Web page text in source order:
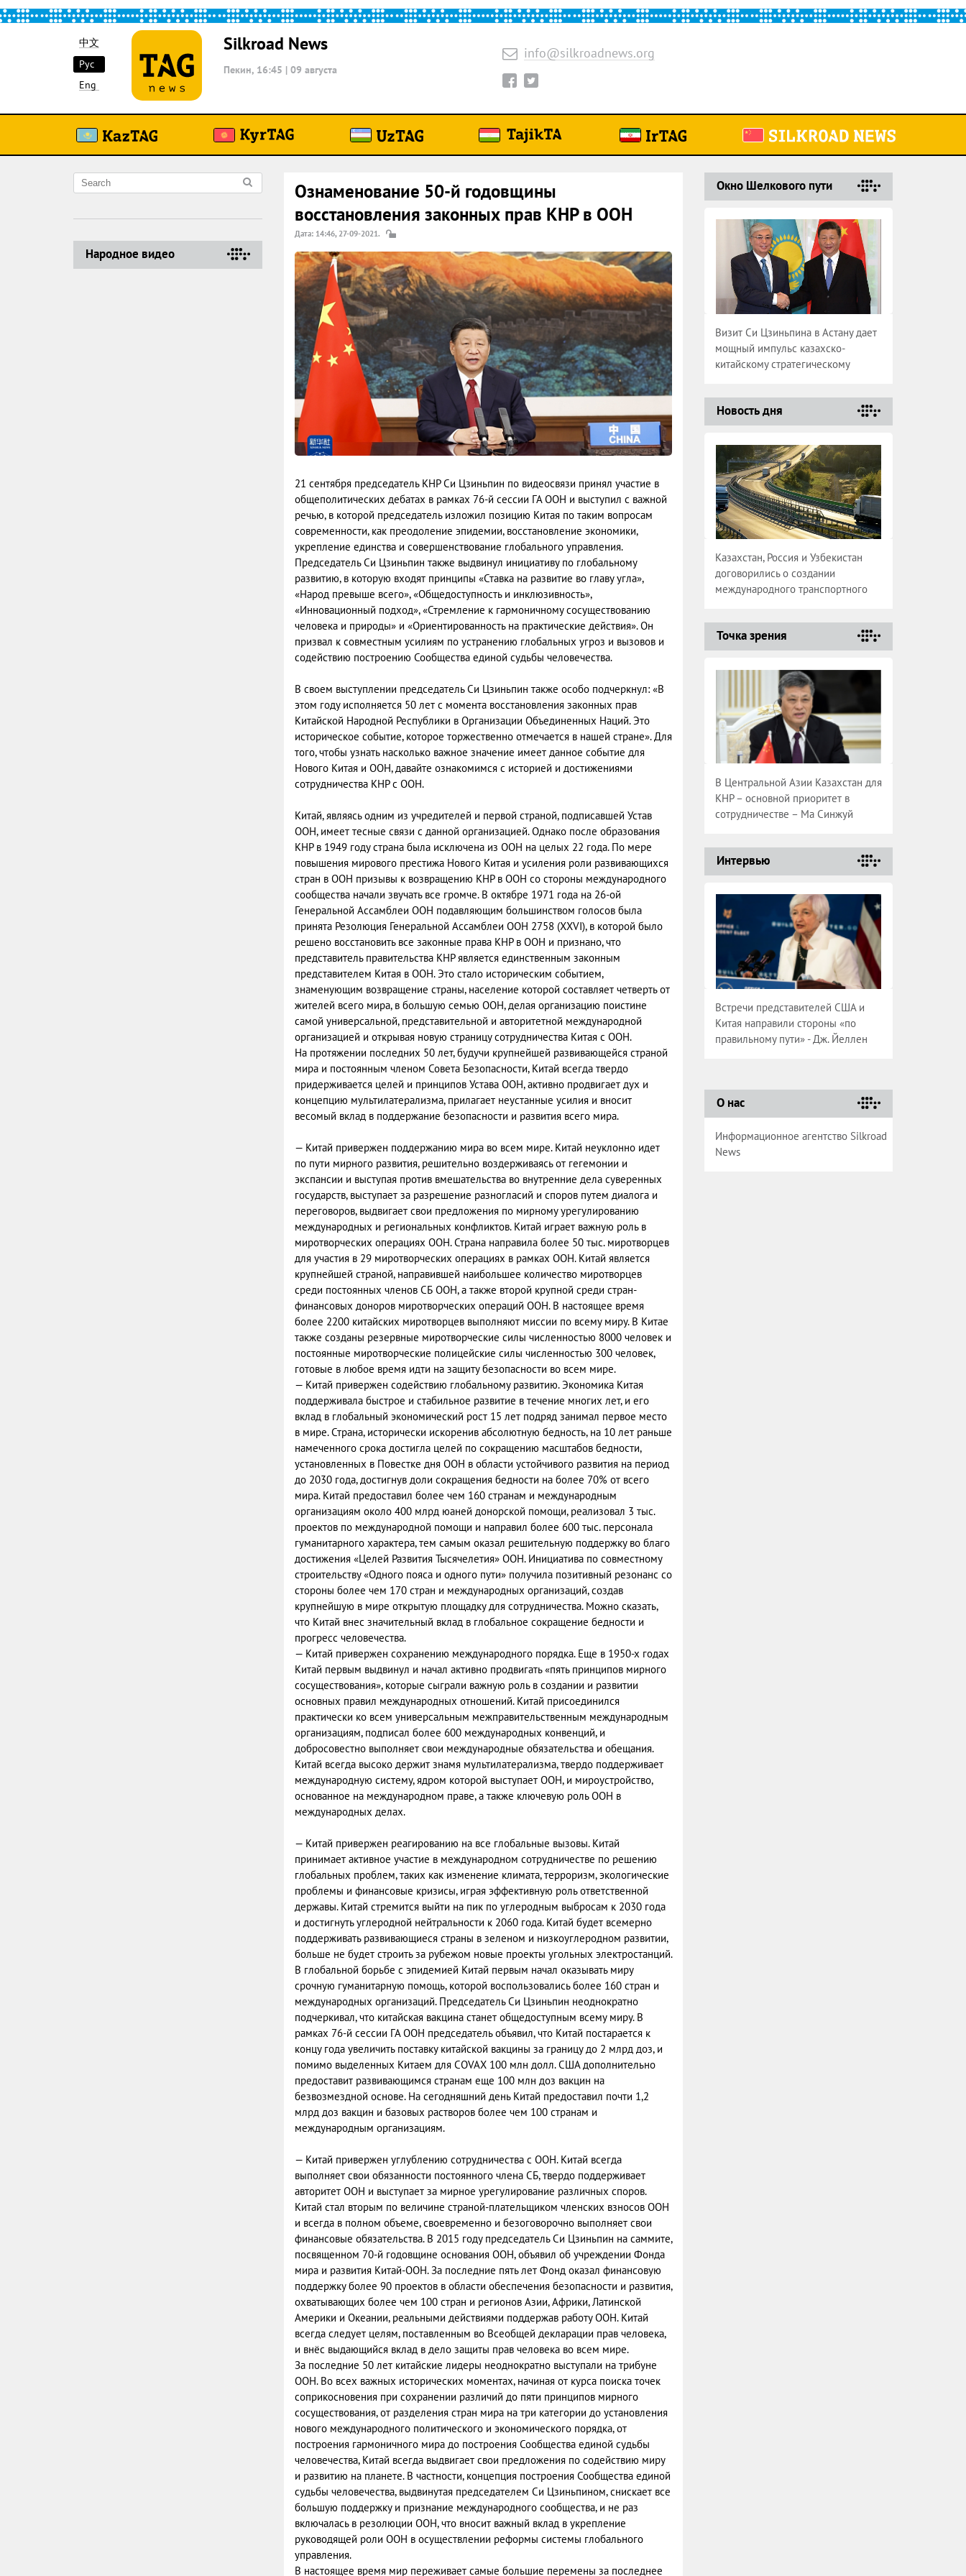
中文
Рус
Eng
Silkroad News
Пекин, 16:45 | 09 августа
info@silkroadnews.org
Народное видео
Ознаменование 50-й годовщины
восстановления законных прав КНР в ООН
Дата: 14:46, 27-09-2021.
21 сентября председатель КНР Си Цзиньпин по видеосвязи принял участие в
общеполитических дебатах в рамках 76-й сессии ГА ООН и выступил с важной
речью, в которой председатель изложил позицию Китая по таким вопросам
современности, как преодоление эпидемии, восстановление экономики,
укрепление единства и совершенствование глобального управления.
Председатель Си Цзиньпин также выдвинул инициативу по глобальному
развитию, в которую входят принципы «Ставка на развитие во главу угла»,
«Народ превыше всего», «Общедоступность и инклюзивность»,
«Инновационный подход», «Стремление к гармоничному сосуществованию
человека и природы» и «Ориентированность на практические действия». Он
призвал к совместным усилиям по устранению глобальных угроз и вызовов и
содействию построению Сообщества единой судьбы человечества.
В своем выступлении председатель Си Цзиньпин также особо подчеркнул: «В
этом году исполняется 50 лет с момента восстановления законных прав
Китайской Народной Республики в Организации Объединенных Наций. Это
историческое событие, которое торжественно отмечается в нашей стране». Для
того, чтобы узнать насколько важное значение имеет данное событие для
Нового Китая и ООН, давайте ознакомимся с историей и достижениями
сотрудничества КНР с ООН.
Китай, являясь одним из учредителей и первой страной, подписавшей Устав
ООН, имеет тесные связи с данной организацией. Однако после образования
КНР в 1949 году страна была исключена из ООН на целых 22 года. По мере
повышения мирового престижа Нового Китая и усиления роли развивающихся
стран в ООН призывы к возвращению КНР в ООН со стороны международного
сообщества начали звучать все громче. В октябре 1971 года на 26-ой
Генеральной Ассамблеи ООН подавляющим большинством голосов была
принята Резолюция Генеральной Ассамблеи ООН 2758 (XXVI), в которой было
решено восстановить все законные права КНР в ООН и признано, что
представитель правительства КНР является единственным законным
представителем Китая в ООН. Это стало историческим событием,
знаменующим возвращение страны, население которой составляет четверть от
жителей всего мира, в большую семью ООН, делая организацию поистине
самой универсальной, представительной и авторитетной международной
организацией и открывая новую страницу сотрудничества Китая с ООН.
На протяжении последних 50 лет, будучи крупнейшей развивающейся страной
мира и постоянным членом Совета Безопасности, Китай всегда твердо
придерживается целей и принципов Устава ООН, активно продвигает дух и
концепцию мультилатерализма, прилагает неустанные усилия и вносит
весомый вклад в поддержание безопасности и развития всего мира.
— Китай привержен поддержанию мира во всем мире. Китай неуклонно идет
по пути мирного развития, решительно воздерживаясь от гегемонии и
экспансии и выступая против вмешательства во внутренние дела суверенных
государств, выступает за разрешение разногласий и споров путем диалога и
переговоров, выдвигает свои предложения по мирному урегулированию
международных и региональных конфликтов. Китай играет важную роль в
миротворческих операциях ООН. Страна направила более 50 тыс. миротворцев
для участия в 29 миротворческих операциях в рамках ООН. Китай является
крупнейшей страной, направившей наибольшее количество миротворцев
среди постоянных членов СБ ООН, а также второй крупной среди стран-
финансовых доноров миротворческих операций ООН. В настоящее время
более 2200 китайских миротворцев выполняют миссии по всему миру. В Китае
также созданы резервные миротворческие силы численностью 8000 человек и
постоянные миротворческие полицейские силы численностью 300 человек,
готовые в любое время идти на защиту безопасности во всем мире.
— Китай привержен содействию глобальному развитию. Экономика Китая
поддерживала быстрое и стабильное развитие в течение многих лет, и его
вклад в глобальный экономический рост 15 лет подряд занимал первое место
в мире. Страна, исторически искоренив абсолютную бедность, на 10 лет раньше
намеченного срока достигла целей по сокращению масштабов бедности,
установленных в Повестке дня ООН в области устойчивого развития на период
до 2030 года, достигнув доли сокращения бедности на более 70% от всего
мира. Китай предоставил более чем 160 странам и международным
организациям около 400 млрд юаней донорской помощи, реализовал 3 тыс.
проектов по международной помощи и направил более 600 тыс. персонала
гуманитарного характера, тем самым оказал решительную поддержку во благо
достижения «Целей Развития Тысячелетия» ООН. Инициатива по совместному
строительству «Одного пояса и одного пути» получила позитивный резонанс со
стороны более чем 170 стран и международных организаций, создав
крупнейшую в мире открытую площадку для сотрудничества. Можно сказать,
что Китай внес значительный вклад в глобальное сокращение бедности и
прогресс человечества.
— Китай привержен сохранению международного порядка. Еще в 1950-х годах
Китай первым выдвинул и начал активно продвигать «пять принципов мирного
сосуществования», которые сыграли важную роль в создании и развитии
основных правил международных отношений. Китай присоединился
практически ко всем универсальным межправительственным международным
организациям, подписал более 600 международных конвенций, и
добросовестно выполняет свои международные обязательства и обещания.
Китай всегда высоко держит знамя мультилатерализма, твердо поддерживает
международную систему, ядром которой выступает ООН, и мироустройство,
основанное на международном праве, а также ключевую роль ООН в
международных делах.
— Китай привержен реагированию на все глобальные вызовы. Китай
принимает активное участие в международном сотрудничестве по решению
глобальных проблем, таких как изменение климата, терроризм, экологические
проблемы и финансовые кризисы, играя эффективную роль ответственной
державы. Китай стремится выйти на пик по углеродным выбросам к 2030 года
и достигнуть углеродной нейтральности к 2060 года. Китай будет всемерно
поддерживать развивающиеся страны в зеленом и низкоуглеродном развитии,
больше не будет строить за рубежом новые проекты угольных электростанций.
В глобальной борьбе с эпидемией Китай первым начал оказывать миру
срочную гуманитарную помощь, которой воспользовались более 160 стран и
международных организаций. Председатель Си Цзиньпин неоднократно
подчеркивал, что китайская вакцина станет общедоступным всему миру. В
рамках 76-й сессии ГА ООН председатель объявил, что Китай постарается к
концу года увеличить поставку китайской вакцины за границу до 2 млрд доз, и
помимо выделенных Китаем для COVAX 100 млн долл. США дополнительно
предоставит развивающимся странам еще 100 млн доз вакцин на
безвозмездной основе. На сегодняшний день Китай предоставил почти 1,2
млрд доз вакцин и базовых растворов более чем 100 странам и
международным организациям.
— Китай привержен углублению сотрудничества с ООН. Китай всегда
выполняет свои обязанности постоянного члена СБ, твердо поддерживает
авторитет ООН и выступает за мирное урегулирование различных споров.
Китай стал вторым по величине страной-плательщиком членских взносов ООН
и всегда в полном объеме, своевременно и безоговорочно выполняет свои
финансовые обязательства. В 2015 году председатель Си Цзиньпин на саммите,
посвященном 70-й годовщине основания ООН, объявил об учреждении Фонда
мира и развития Китай-ООН. За последние пять лет Фонд оказал финансовую
поддержку более 90 проектов в области обеспечения безопасности и развития,
охватывающих более чем 100 стран и регионов Азии, Африки, Латинской
Америки и Океании, реальными действиями поддержав работу ООН. Китай
всегда следует целям, поставленным во Всеобщей декларации прав человека,
и внёс выдающийся вклад в дело защиты прав человека во всем мире.
За последние 50 лет китайские лидеры неоднократно выступали на трибуне
ООН. Во всех важных исторических моментах, начиная от курса поиска точек
соприкосновения при сохранении различий до пяти принципов мирного
сосуществования, от разделения стран мира на три категории до установления
нового международного политического и экономического порядка, от
построения гармоничного мира до построения Сообщества единой судьбы
человечества, Китай всегда выдвигает свои предложения по содействию миру
и развитию на планете. В частности, концепция построения Сообщества единой
судьбы человечества, выдвинутая председателем Си Цзиньпином, снискает все
большую поддержку и признание международного сообщества, и не раз
включалась в резолюции ООН, что вносит важный вклад в укрепление
руководящей роли ООН в осуществлении реформы системы глобального
управления.
В настоящее время мир переживает самые большие перемены за последнее
Окно Шелкового пути
Визит Си Цзиньпина в Астану дает
мощный импульс казахско-
китайскому стратегическому
Новость дня
Казахстан, Россия и Узбекистан
договорились о создании
международного транспортного
Точка зрения
В Центральной Азии Казахстан для
КНР – основной приоритет в
сотрудничестве – Ма Синжуй
Интервью
Встречи представителей США и
Китая направили стороны «по
правильному пути» - Дж. Йеллен
О нас
Информационное агентство Silkroad
News